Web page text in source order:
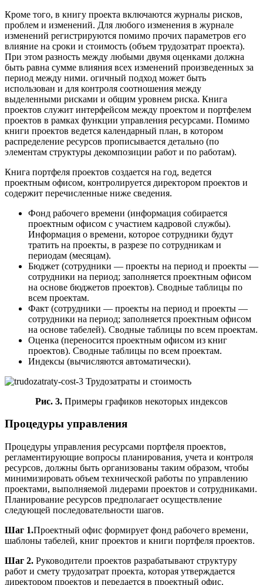
Кроме того, в книгу проекта включаются журналы рисков,
проблем и изменений. Для любого изменения в журнале
изменений регистрируются помимо прочих параметров его
влияние на сроки и стоимость (объем трудозатрат проекта).
При этом разность между любыми двумя оценками должна
быть равна сумме влияния всех изменений произведенных за
период между ними. огичный подход может быть
использован и для контроля соотношения между
выделенными рисками и общим уровнем риска. Книга
проектов служит интерфейсом между проектом и портфелем
проектов в рамках функции управления ресурсами. Помимо
книги проектов ведется календарный план, в котором
распределение ресурсов прописывается детально (по
элементам структуры декомпозиции работ и по работам).
Книга портфеля проектов создается на год, ведется
проектным офисом, контролируется директором проектов и
содержит перечисленные ниже сведения.
Фонд рабочего времени (информация собирается
проектным офисом с участием кадровой службы).
Информация о времени, которое сотрудники будут
тратить на проекты, в разрезе по сотрудникам и
периодам (месяцам).
Бюджет (сотрудники — проекты на период и проекты —
сотрудники на период; заполняется проектным офисом
на основе бюджетов проектов). Сводные таблицы по
всем проектам.
Факт (сотрудники — проекты на период и проекты —
сотрудники на период; заполняется проектным офисом
на основе табелей). Сводные таблицы по всем проектам.
Оценка (переносится проектным офисом из книг
проектов). Сводные таблицы по всем проектам.
Индексы (вычисляются автоматически).
Рис. 3. Примеры графиков некоторых индексов
Процедуры управления
Процедуры управления ресурсами портфеля проектов,
регламентирующие вопросы планирования, учета и контроля
ресурсов, должны быть организованы таким образом, чтобы
минимизировать объем технической работы по управлению
проектами, выполняемой лидерами проектов и сотрудниками.
Планирование ресурсов предполагает осуществление
следующей последовательности шагов.
Шаг 1.Проектный офис формирует фонд рабочего времени,
шаблоны табелей, книг проектов и книги портфеля проектов.
Шаг 2. Руководители проектов разрабатывают структуру
работ и смету трудозатрат проекта, которая утверждается
директором проектов и передается в проектный офис.